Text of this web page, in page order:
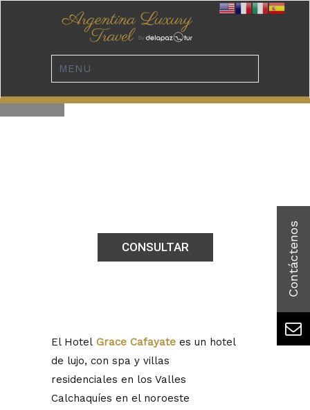
CONSULTAR
El Hotel Grace Cafayate es un hotel
de lujo, con spa y villas
residenciales en los Valles
Calchaquíes en el noroeste